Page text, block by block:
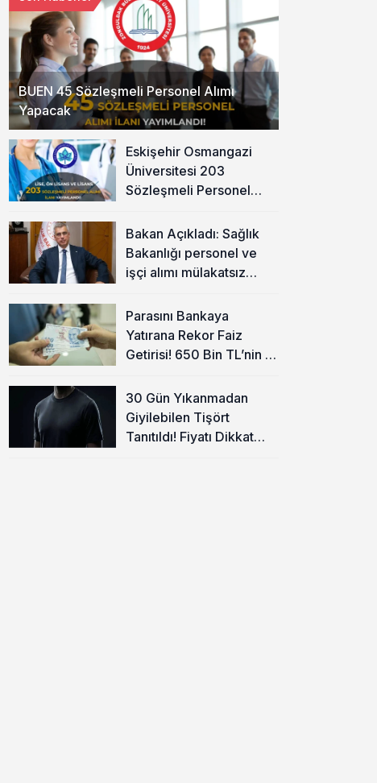
BUEN 45 Sözleşmeli Personel Alımı
Yapacak
Eskişehir Osmangazi
Üniversitesi 203
Sözleşmeli Personel
Bakan Açıkladı: Sağlık
Bakanlığı personel ve
işçi alımı mülakatsız
Parasını Bankaya
Yatırana Rekor Faiz
Getirisi! 650 Bin TL’nin 1
30 Gün Yıkanmadan
Giyilebilen Tişört
Tanıtıldı! Fiyatı Dikkat